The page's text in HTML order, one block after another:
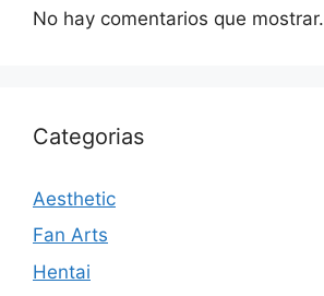
No hay comentarios que mostrar.
Categorias
Aesthetic
Fan Arts
Hentai